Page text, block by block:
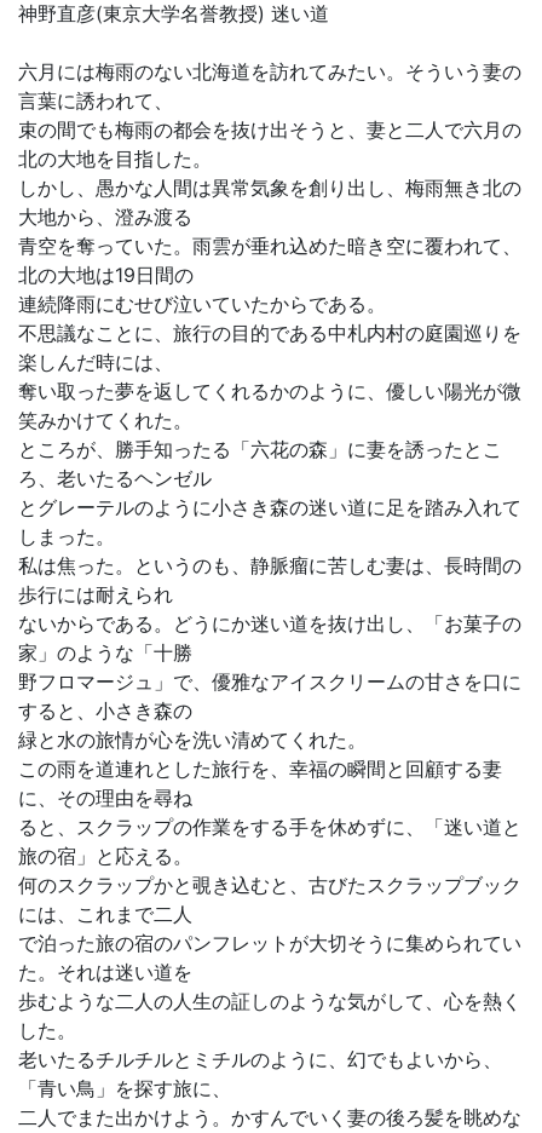
神野直彦(東京大学名誉教授) 迷い道
六月には梅雨のない北海道を訪れてみたい。そういう妻の
言葉に誘われて、
束の間でも梅雨の都会を抜け出そうと、妻と二人で六月の
北の大地を目指した。
しかし、愚かな人間は異常気象を創り出し、梅雨無き北の
大地から、澄み渡る
青空を奪っていた。雨雲が垂れ込めた暗き空に覆われて、
北の大地は19日間の
連続降雨にむせび泣いていたからである。
不思議なことに、旅行の目的である中札内村の庭園巡りを
楽しんだ時には、
奪い取った夢を返してくれるかのように、優しい陽光が微
笑みかけてくれた。
ところが、勝手知ったる「六花の森」に妻を誘ったとこ
ろ、老いたるヘンゼル
とグレーテルのように小さき森の迷い道に足を踏み入れて
しまった。
私は焦った。というのも、静脈瘤に苦しむ妻は、長時間の
歩行には耐えられ
ないからである。どうにか迷い道を抜け出し、「お菓子の
家」のような「十勝
野フロマージュ」で、優雅なアイスクリームの甘さを口に
すると、小さき森の
緑と水の旅情が心を洗い清めてくれた。
この雨を道連れとした旅行を、幸福の瞬間と回顧する妻
に、その理由を尋ね
ると、スクラップの作業をする手を休めずに、「迷い道と
旅の宿」と応える。
何のスクラップかと覗き込むと、古びたスクラップブック
には、これまで二人
で泊った旅の宿のパンフレットが大切そうに集められてい
た。それは迷い道を
歩むような二人の人生の証しのような気がして、心を熱く
した。
老いたるチルチルとミチルのように、幻でもよいから、
「青い鳥」を探す旅に、
二人でまた出かけよう。かすんでいく妻の後ろ髪を眺めな